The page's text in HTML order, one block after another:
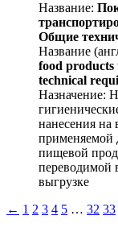
Название:
Общие
Название
food products
technical
Назначение:
нанесения на
применяемой
пищевой
переводимой
выгрузке
← 1 2 3 4 5 … 32 33